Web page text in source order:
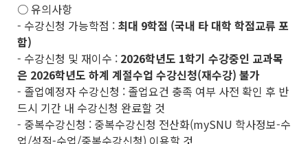
○ 유의사항
- 수강신청 가능학점 : 최대 9학점 (국내 타 대학 학점교류 포
함)
- 수강신청 및 재이수 : 2026학년도 1학기 수강중인 교과목
은 2026학년도 하계 계절수업 수강신청(재수강) 불가
- 졸업예정자 수강신청 : 졸업요건 충족 여부 사전 확인 후 반
드시 기간 내 수강신청 완료할 것
- 중복수강신청 : 중복수강신청 전산화(mySNU 학사정보-수